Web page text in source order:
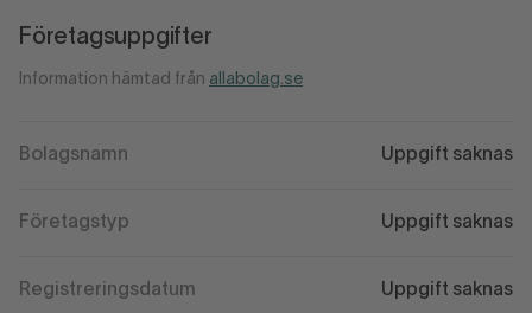
Företagsuppgifter
Information hämtad från allabolag.se
Bolagsnamn Uppgift saknas
Företagstyp Uppgift saknas
Registreringsdatum Uppgift saknas